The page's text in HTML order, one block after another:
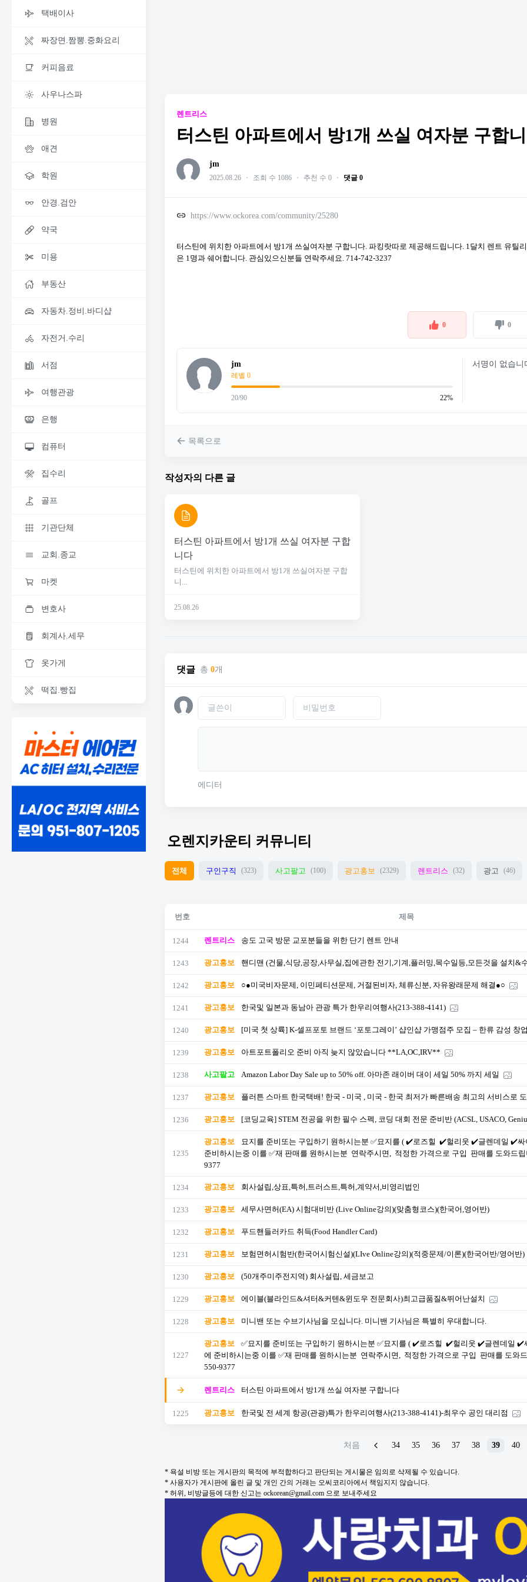
택배이사
짜장면.짬뽕.중화요리
커피음료
사우나스파
병원
애견
학원
안경.검안
약국
미용
부동산
자동차.정비.바디샵
자전거.수리
서점
여행관광
은행
컴퓨터
집수리
골프
기관단체
교회.종교
마켓
변호사
회계사.세무
옷가게
떡집.빵집
렌트리스
터스틴 아파트에서 방1개 쓰실 여자분 구합
jm
2025.08.26 ・ 조회 수 1086 ・ 추천 수 0 ・ 댓글 0
https://www.ockorea.com/community/25280
터스틴에 위치한 아파트에서 방1개 쓰실여자분 구합니다. 파킹랏따로 제공해드립니다. 1달치 렌트 유틸
은 1명과 쉐어합니다. 관심있으신분들 연락주세요. 714-742-3237
0 0
jm
레벨 0
20/90 22%
서명이 없습니
목록으로
작성자의 다른 글
터스틴 아파트에서 방1개 쓰실 여자분 구합
니다
터스틴에 위치한 아파트에서 방1개 쓰실여자분 구합
니...
25.08.26
댓글 총 0개
에디터
오렌지카운티 커뮤니티
전체 구인구직 (323) 사고팔고 (100) 광고홍보 (2329) 렌트리스 (32) 광고 (46)
번호 제목
1244 렌트리스 송도 고국 방문 교포분들을 위한 단기 렌트 안내
1243 광고홍보 핸디맨 (건물,식당,공장,사무실,집에관한 전기,기계,플러밍,목수일등,모든것을 설치&
1242 광고홍보 ○●미국비자문제, 이민페티션문제, 거절된비자, 체류신분, 자유왕래문제 해결●○
1241 광고홍보 한국및 일본과 동남아 관광 특가 한우리여행사(213-388-4141)
1240 광고홍보 [미국 첫 상륙] K-셀프포토 브랜드 ‘포토그레이’ 샵인샵 가맹점주 모집 – 한류 감성 창
1239 광고홍보 아트포트폴리오 준비 아직 늦지 않았습니다 **LA,OC,IRV**
1238 사고팔고 Amazon Labor Day Sale up to 50% off. 아마존 래이버 대이 세일 50% 까지 세일
1237 광고홍보 플러튼 스마트 한국택배! 한국 - 미국 , 미국 - 한국 최저가 빠른배송 최고의 서비스로
1236 광고홍보 [코딩교육] STEM 전공을 위한 필수 스펙, 코딩 대회 전문 준비반 (ACSL, USACO,
1235
광고홍보
묘지를 준비또는 구입하기 원하시는분 ✅묘지를 ( ✔️로즈힐 ✔️헐리웃 ✔️글렌데일 ✔️
준비하시는중 이를 ✅재 판매를 원하시는분 연락주시면, 적정한 가격으로 구입 판매를 도와드
9377
1234 광고홍보 회사설립,상표,특허,트러스트,특허,계약서,비영리법인
1233 광고홍보 세무사면허(EA) 시험대비반 (Live Online강의)(맞춤형코스)(한국어,영어반)
1232 광고홍보 푸드핸들러카드 취득(Food Handler Card)
1231 광고홍보 보험면허시험반(한국어시험신설)(LIve Online강의)(적중문제/이론)(한국어반/영어반)
1230 광고홍보 (50개주미주전지역) 회사설립, 세금보고
1229 광고홍보 에이블(블라인드&셔터&커텐&윈도우 전문회사)최고급품질&뛰어난설치
1228 광고홍보 미니밴 또는 수브기사님을 모십니다. 미니밴 기사님은 특별히 우대합니다.
1227
광고홍보
✅묘지를 준비또는 구입하기 원하시는분 ✅묘지를 ( ✔️로즈힐 ✔️헐리웃 ✔️글렌데일
에 준비하시는중 이를 ✅재 판매를 원하시는분 연락주시면, 적정한 가격으로 구입 판매를 도와
550-9377
렌트리스 터스틴 아파트에서 방1개 쓰실 여자분 구합니다
1225 광고홍보 한국및 전 세계 항공(관광)특가 한우리여행사(213-388-4141)-최우수 공인 대리점
처음 34 35 36 37 38 39 40
* 욕설 비방 또는 게시판의 목적에 부적합하다고 판단되는 게시물은 임의로 삭제될 수 있습니다.
* 사용자가 게시판에 올린 글 및 개인 간의 거래는 오씨코리아에서 책임지지 않습니다.
* 허위, 비방글등에 대한 신고는 ockorean@gmail.com 으로 보내주세요